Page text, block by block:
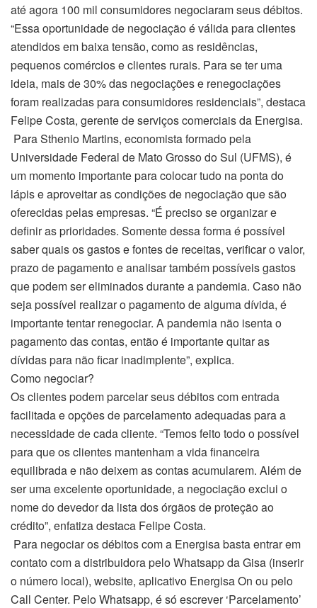
até agora 100 mil consumidores negociaram seus débitos.
“Essa oportunidade de negociação é válida para clientes
atendidos em baixa tensão, como as residências,
pequenos comércios e clientes rurais. Para se ter uma
ideia, mais de 30% das negociações e renegociações
foram realizadas para consumidores residenciais”, destaca
Felipe Costa, gerente de serviços comerciais da Energisa.
Para Sthenio Martins, economista formado pela
Universidade Federal de Mato Grosso do Sul (UFMS), é
um momento importante para colocar tudo na ponta do
lápis e aproveitar as condições de negociação que são
oferecidas pelas empresas. “É preciso se organizar e
definir as prioridades. Somente dessa forma é possível
saber quais os gastos e fontes de receitas, verificar o valor,
prazo de pagamento e analisar também possíveis gastos
que podem ser eliminados durante a pandemia. Caso não
seja possível realizar o pagamento de alguma dívida, é
importante tentar renegociar. A pandemia não isenta o
pagamento das contas, então é importante quitar as
dívidas para não ficar inadimplente”, explica.
Como negociar?
Os clientes podem parcelar seus débitos com entrada
facilitada e opções de parcelamento adequadas para a
necessidade de cada cliente. “Temos feito todo o possível
para que os clientes mantenham a vida financeira
equilibrada e não deixem as contas acumularem. Além de
ser uma excelente oportunidade, a negociação exclui o
nome do devedor da lista dos órgãos de proteção ao
crédito”, enfatiza destaca Felipe Costa.
Para negociar os débitos com a Energisa basta entrar em
contato com a distribuidora pelo Whatsapp da Gisa (inserir
o número local), website, aplicativo Energisa On ou pelo
Call Center. Pelo Whatsapp, é só escrever ‘Parcelamento’